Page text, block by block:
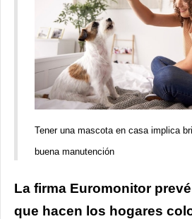
Tener una mascota en casa implica
buena manutención
La firma Euromonitor
que hacen los hogares